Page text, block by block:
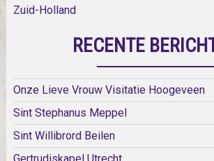
Zuid-Holland
RECENTE
Onze Lieve Vrouw Visitatie Hoogeveen
Sint Stephanus Meppel
Sint Willibrord Beilen